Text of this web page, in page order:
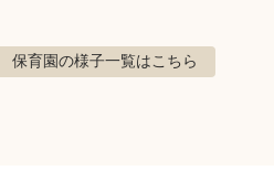
保育園の様子一覧はこちら